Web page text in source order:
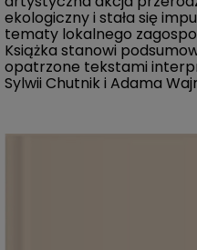
ekologiczny i stała się
tematy lokalnego
Książka stanowi
opatrzone tekstami
Sylwii Chutnik i Adama